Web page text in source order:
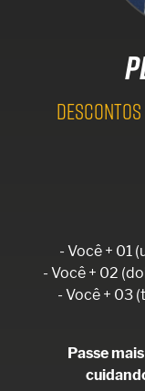
- Você + 01
- Você + 02
- Você + 03
Passe